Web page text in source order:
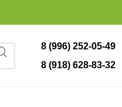
8 (996) 252-05-49
8 (918) 628-83-32